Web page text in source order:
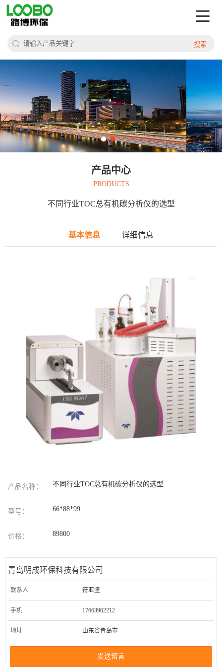
搜索
产品中心
PRODUCTS
不同行业TOC总有机碳分析仪的选型
基本信息 详细信息
产品名称： 不同行业TOC总有机碳分析仪的选型
型号： 66*88*99
价格： 89800
青岛明成环保科技有限公司
联系人 符亚坚
手机 17663962212
地址 山东省青岛市
发送留言